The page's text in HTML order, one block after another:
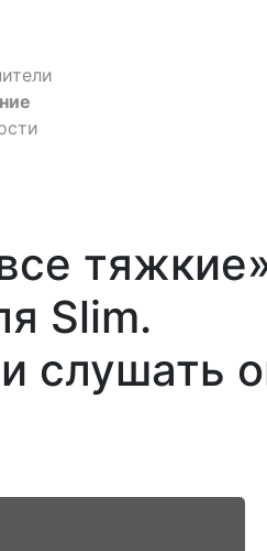
Slim.
слушать